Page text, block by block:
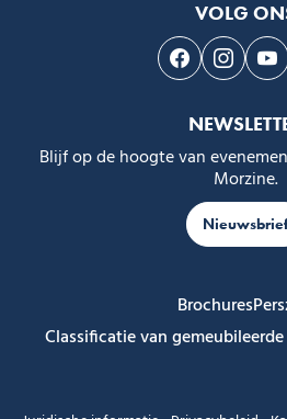
VOLG
Volg ons op
Volg
Blijf op de hoogte van
Morzine.
Brochures
Classificatie van